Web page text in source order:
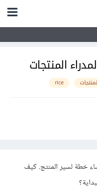
المنتجات
rice
خطة لسير المنتج. كيف